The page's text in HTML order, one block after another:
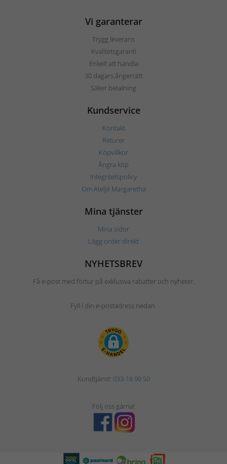
Vi garanterar
Trygg leverans
Kvalitetsgaranti
Enkelt att handla
30 dagars ångerrätt
Säker betalning
Kundservice
Kontakt
Returer
Köpvillkor
Ångra köp
Integritetspolicy
Om Ateljé Margaretha
Mina tjänster
Mina sidor
Lägg order direkt
NYHETSBREV
Få e-post med förtur på exklusiva rabatter och nyheter.
Fyll i din e-postadress nedan.
Kundtjänst: 033-16 99 50
Följ oss gärna!